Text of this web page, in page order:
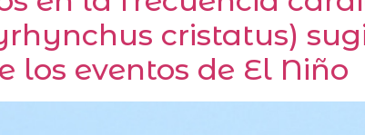
cristatus)
los eventos de El Niño